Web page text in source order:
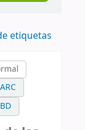
etiquetas